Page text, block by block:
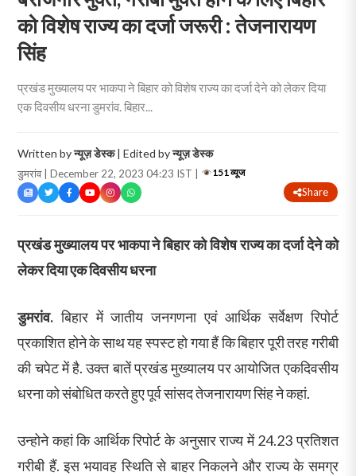
को विशेष राज्य का दर्जा जरूरी : तेजनारायण
सिंह
प्रखंड मुख्यालय पर भाकपा ने बिहार को विशेष राज्य का दर्जा देने को लेकर दिया
एक दिवसीय धरना डुमरांव. बिहार...
Written byन्यूज़ डेस्क| Edited byन्यूज़ डेस्क
डुमरांव | December 22, 2023 04:23 IST | 151 व्यूज
Share
प्रखंड मुख्यालय पर भाकपा ने बिहार को विशेष राज्य का दर्जा देने को
लेकर दिया एक दिवसीय धरना
डुमरांव. बिहार में जातीय जनगणना एवं आर्थिक सर्वेक्षण रिपोर्ट
प्रकाशित होने के साथ यह स्पस्ट हो गया हैं कि बिहार पूरी तरह गरीबी
की चपेट में है. उक्त बातें प्रखंड मुख्यालय पर आयोजित एकदिवसीय
धरना को संबोधित करते हुए पूर्व सांसद तेजनारायण सिंह ने कहां.
उन्होने कहां कि आर्थिक रिपोर्ट के अनुसार राज्य में 24.23 प्रतिशत
गरीबी हैं. इस भयावह स्थिति से बाहर निकलने और राज्य के समग्र